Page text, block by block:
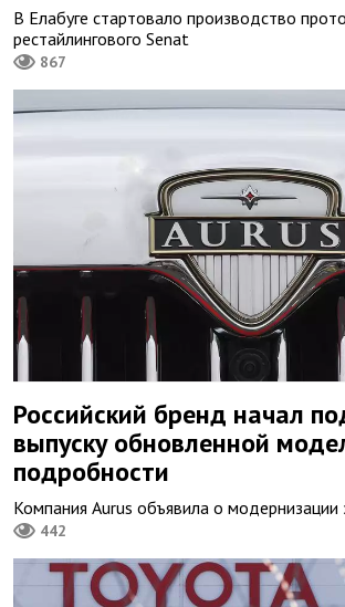
В Елабуге стартовало производство
рестайлингового Senat
867
Российский бренд начал
выпуску обновленной
подробности
Компания Aurus объявила о модернизации
442